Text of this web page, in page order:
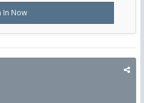
In Now